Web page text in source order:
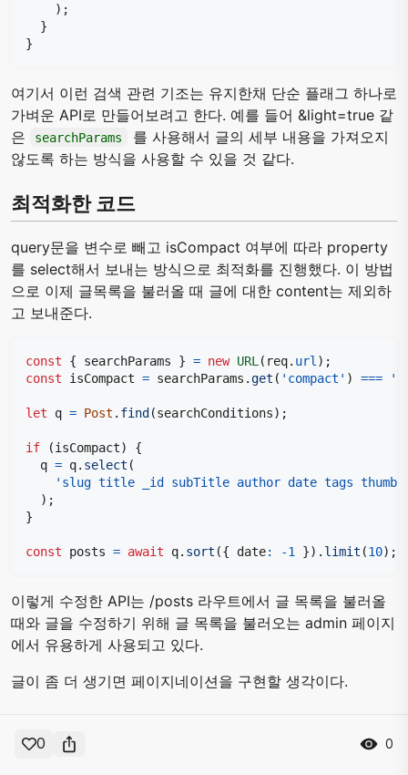
) ;
}
}
여기서 이런 검색 관련 기조는 유지한채 단순 플래그 하나로
가벼운 API로 만들어보려고 한다. 예를 들어 &light=true 같
은
searchParams
를 사용해서 글의 세부 내용을 가져오지
않도록 하는 방식을 사용할 수 있을 것 같다.
최적화한 코드
query문을 변수로 빼고 isCompact 여부에 따라 property
를 select해서 보내는 방식으로 최적화를 진행했다. 이 방법
으로 이제 글목록을 불러올 때 글에 대한 content는 제외하
고 보내준다.
const { searchParams } = new URL ( req. url ) ;
const isCompact = searchParams .get ( 'compact' ) ===
let q = Post . find (searchConditions) ;
if (isCompact)
{
  q
= q. select (
'slug title _id subTitle author date tags
) ;
}
const posts = await q. sort ({ date: -1 }) . limit (10) ;
이렇게 수정한 API는 /posts 라우트에서 글 목록을 불러올
때와 글을 수정하기 위해 글 목록을 불러오는 admin 페이지
에서 유용하게 사용되고 있다.
글이 좀 더 생기면 페이지네이션을 구현할 생각이다.
0 0